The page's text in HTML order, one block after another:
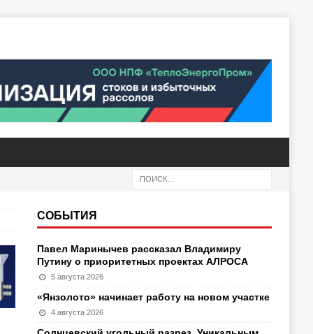
СОБЫТИЯ
Павел Маринычев рассказал Владимиру
Путину о приоритетных проектах АЛРОСА
5 августа 2026
«Янзолото» начинает работу на новом участке
4 августа 2026